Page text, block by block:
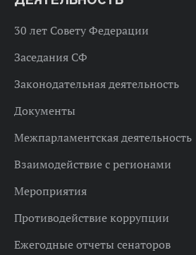
30 лет Совету Федерации
Заседания СФ
Законодательная деятельность
Документы
Межпарламентская деятельность
Взаимодействие с регионами
Мероприятия
Противодействие коррупции
Ежегодные отчеты сенаторов